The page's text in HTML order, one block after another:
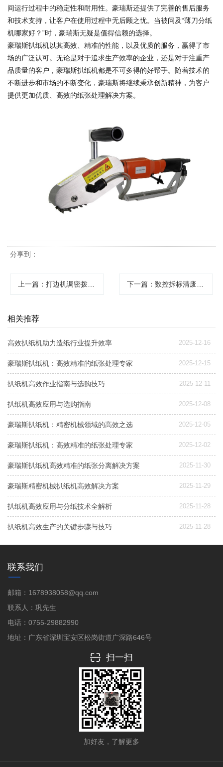
间运行过程中的稳定性和耐用性。豪瑞斯还提供了完善的售后服务
和技术支持，让客户在使用过程中无后顾之忧。当被问及“薄刀分纸
机哪家好？”时，豪瑞斯无疑是值得信赖的选择。
豪瑞斯扒纸机以其高效、精准的性能，以及优质的服务，赢得了市
场的广泛认可。无论是对于追求生产效率的企业，还是对于注重产
品质量的客户，豪瑞斯扒纸机都是不可多得的好帮手。随着技术的
不断进步和市场的不断变化，豪瑞斯将继续秉承创新精神，为客户
提供更加优质、高效的纸张处理解决方案。
分享到：
上一篇 ：打边机调密拨边技巧与常见问题解决指南 下一篇 ：数控拆标清废机高效精准的工业废料处理解决方案
相关推荐
高效扒纸机助力造纸行业提升效率 2025-12-16
豪瑞斯扒纸机：高效精准的纸张处理专家 2025-12-15
扒纸机高效作业指南与选购技巧 2025-12-11
扒纸机高效应用与选购指南 2025-12-08
豪瑞斯扒纸机：精密机械领域的高效之选 2025-12-05
豪瑞斯扒纸机：高效精准的纸张处理专家 2025-12-02
豪瑞斯扒纸机高效精准的纸张分离解决方案 2025-11-30
豪瑞斯精密机械扒纸机高效解决方案 2025-11-29
扒纸机高效应用与分纸技术全解析 2025-11-28
扒纸机高效生产的关键步骤与技巧 2025-11-28
联系我们
邮箱：1678938058@qq.com
联系人：巩先生
电话：0755-29882990
地址：广东省深圳宝安区松岗街道广深路646号
扫一扫
加好友，了解更多